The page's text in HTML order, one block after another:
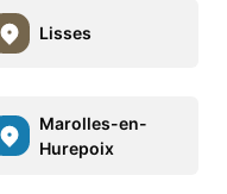
Lisses
Marolles-en-
Hurepoix